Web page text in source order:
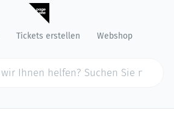
Tickets erstellen Webshop